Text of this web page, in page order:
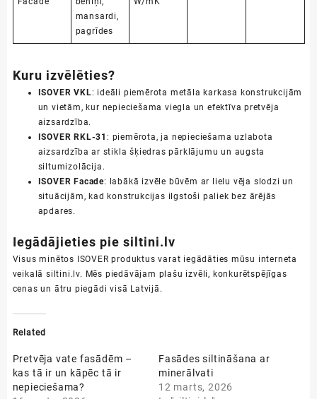
mansardi,
pagrīdes
Kuru izvēlēties?
ISOVER VKL: ideāli piemērota metāla karkasa konstrukcijām
un vietām, kur nepieciešama viegla un efektīva pretvēja
aizsardzība.
ISOVER RKL-31 : piemērota, ja nepieciešama uzlabota
aizsardzība ar stikla šķiedras pārklājumu un augsta
siltumizolācija.
ISOVER Facade: labākā izvēle būvēm ar lielu vēja slodzi un
situācijām, kad konstrukcijas ilgstoši paliek bez ārējās
apdares.
Iegādājieties pie siltini.lv
Visus minētos ISOVER produktus varat iegādāties mūsu interneta
veikalā siltini.lv. Mēs piedāvājam plašu izvēli, konkurētspējīgas
cenas un ātru piegādi visā Latvijā.
Related
Pretvēja vate fasādēm –
kas tā ir un kāpēc tā ir
nepieciešama?
Fasādes siltināšana ar
minerālvati
12 marts, 2026